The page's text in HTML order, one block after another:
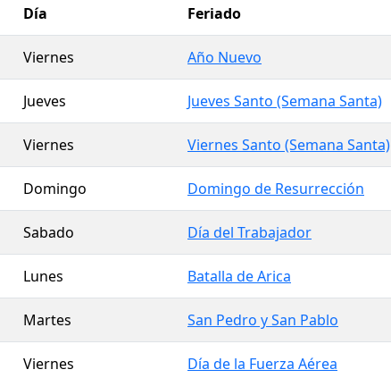
Día Feriado
Viernes Año Nuevo
Jueves Jueves Santo (Semana Santa)
Viernes Viernes Santo (Semana Santa)
Domingo Domingo de Resurrección
Sabado Día del Trabajador
Lunes Batalla de Arica
Martes San Pedro y San Pablo
Viernes Día de la Fuerza Aérea